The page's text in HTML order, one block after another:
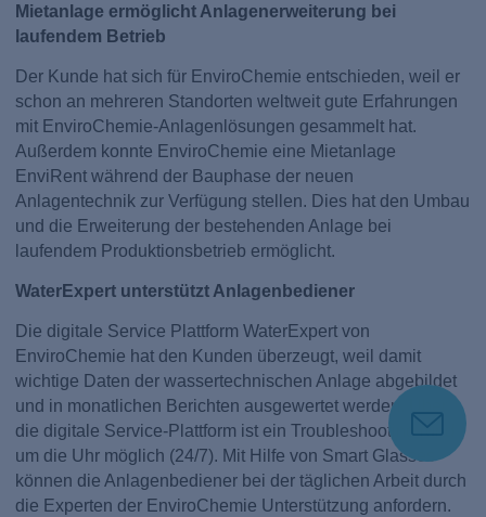
Mietanlage ermöglicht Anlagenerweiterung bei
laufendem Betrieb
Der Kunde hat sich für EnviroChemie entschieden, weil er
schon an mehreren Standorten weltweit gute Erfahrungen
mit EnviroChemie-Anlagenlösungen gesammelt hat.
Außerdem konnte EnviroChemie eine Mietanlage
EnviRent während der Bauphase der neuen
Anlagentechnik zur Verfügung stellen. Dies hat den Umbau
und die Erweiterung der bestehenden Anlage bei
laufendem Produktionsbetrieb ermöglicht.
WaterExpert unterstützt Anlagenbediener
Die digitale Service Plattform WaterExpert von
EnviroChemie hat den Kunden überzeugt, weil damit
wichtige Daten der wassertechnischen Anlage abgebildet
und in monatlichen Berichten ausgewertet werden. Über
die digitale Service-Plattform ist ein Troubleshooting rund
um die Uhr möglich (24/7). Mit Hilfe von Smart Glasses
können die Anlagenbediener bei der täglichen Arbeit durch
die Experten der EnviroChemie Unterstützung anfordern.